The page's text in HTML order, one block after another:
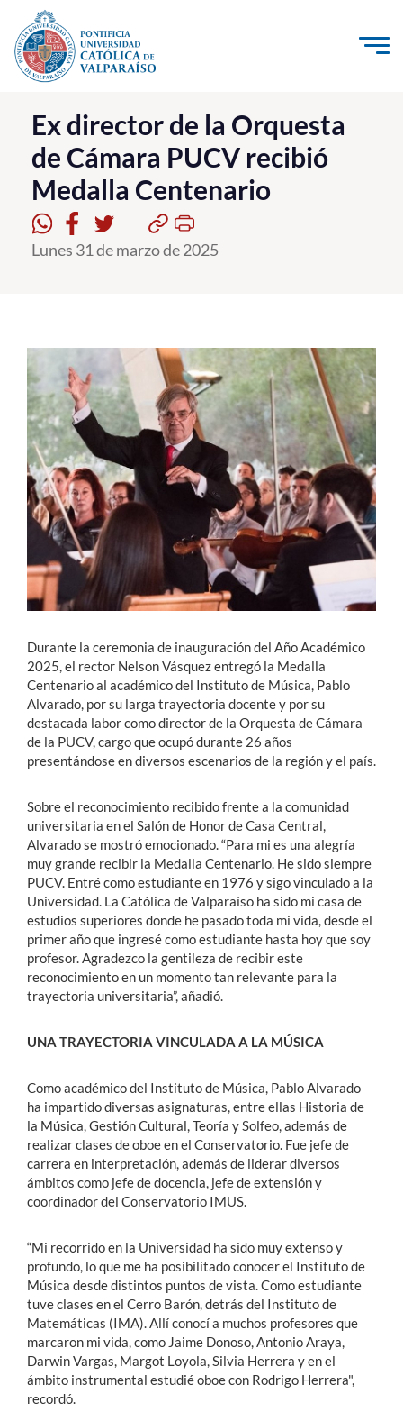
Click acá para ir directamente al contenido
La Universidad
Investigación, Creación e Innovación
PUCV Internacional
Vinculación con el Medio
Postgrado
Formación Continua
Estudiantes
Académicos
Funcionarios
Ex director de la Orquesta
de Cámara PUCV recibió
Medalla Centenario
Lunes 31 de marzo de 2025
Durante la ceremonia de inauguración del Año Académico
2025, el rector Nelson Vásquez entregó la Medalla
Centenario al académico del Instituto de Música, Pablo
Alvarado, por su larga trayectoria docente y por su
destacada labor como director de la Orquesta de Cámara
de la PUCV, cargo que ocupó durante 26 años
presentándose en diversos escenarios de la región y el país.
Sobre el reconocimiento recibido frente a la comunidad
universitaria en el Salón de Honor de Casa Central,
Alvarado se mostró emocionado. “Para mi es una alegría
muy grande recibir la Medalla Centenario. He sido siempre
PUCV. Entré como estudiante en 1976 y sigo vinculado a la
Universidad. La Católica de Valparaíso ha sido mi casa de
estudios superiores donde he pasado toda mi vida, desde el
primer año que ingresé como estudiante hasta hoy que soy
profesor. Agradezco la gentileza de recibir este
reconocimiento en un momento tan relevante para la
trayectoria universitaria”, añadió.
UNA TRAYECTORIA VINCULADA A LA MÚSICA
Como académico del Instituto de Música, Pablo Alvarado
ha impartido diversas asignaturas, entre ellas Historia de
la Música, Gestión Cultural, Teoría y Solfeo, además de
realizar clases de oboe en el Conservatorio. Fue jefe de
carrera en interpretación, además de liderar diversos
ámbitos como jefe de docencia, jefe de extensión y
coordinador del Conservatorio IMUS.
“Mi recorrido en la Universidad ha sido muy extenso y
profundo, lo que me ha posibilitado conocer el Instituto de
Música desde distintos puntos de vista. Como estudiante
tuve clases en el Cerro Barón, detrás del Instituto de
Matemáticas (IMA). Allí conocí a muchos profesores que
marcaron mi vida, como Jaime Donoso, Antonio Araya,
Darwin Vargas, Margot Loyola, Silvia Herrera y en el
ámbito instrumental estudié oboe con Rodrigo Herrera",
recordó.